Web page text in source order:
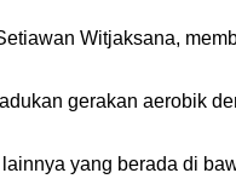
Witjaksana,
gerakan aerobik
yang berada di